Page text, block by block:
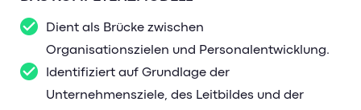
Dient als Brücke zwischen
Organisationszielen und Personalentwicklung.
Identifiziert auf Grundlage der
Unternehmensziele, des Leitbildes und der